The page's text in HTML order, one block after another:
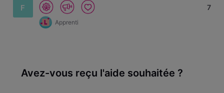
F
Apprenti
7
Avez-vous reçu l'aide souhaitée ?